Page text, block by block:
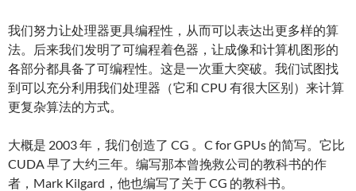
我们努力让处理器更具编程性，从而可以表达出更多样的算
法。后来我们发明了可编程着色器，让成像和计算机图形的
各部分都具备了可编程性。这是一次重大突破。我们试图找
到可以充分利用我们处理器（它和 CPU 有很大区别）来计算
更复杂算法的方式。
大概是 2003 年，我们创造了 CG 。C for GPUs 的简写。它比
CUDA 早了大约三年。编写那本曾挽救公司的教科书的作
者，Mark Kilgard，他也编写了关于 CG 的教科书。